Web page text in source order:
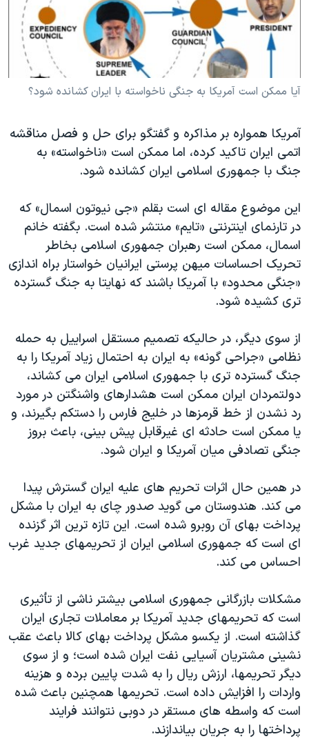
فرهنگ و زندگی
حقوق شهروندی
علم و فناوری
گالری عکس
آرشیو پخش زنده
مستندها
انتخابات ریاست جمهوری آمریکا ۲۰۲۴
حمله جمهوری اسلامی به اسرائیل
رمز مهسا
اعتراضات زن، زندگی، آزادی
مجموعه مستندهای دادخواهی
دادگاه حمید نوری
چهل سال گروگان‌گیری
قانون شفافیت دارائی کادر رهبری ایران
اعتراضات مردمی آبان ۹۸
اسرائیل در جنگ
نرگس محمدی برنده جایزه نوبل صلح
همایش محافظه‌کاران آمریکا «سی‌پک»
صفحه‌های ویژه
سفر پرزیدنت ترامپ به چین
دنبال کنید
آيا ممکن است آمريکا به جنگی ناخواسته با ايران کشانده شود؟
آمريکا همواره بر مذاکره و گفتگو برای حل و فصل مناقشه
اتمی ايران تاکيد کرده، اما ممکن است «ناخواسته» به
جنگ با جمهوری اسلامی ايران کشانده شود.
اين موضوع مقاله ای است بقلم «جی نيوتون اسمال» که
در تارنمای اينترنتی «تايم» منتشر شده است. بگفته خانم
اسمال، ممکن است رهبران جمهوری اسلامی بخاطر
تحريک احساسات ميهن پرستی ايرانيان خواستار براه اندازی
«جنگی محدود» با آمريکا باشند که نهايتا به جنگ گسترده
تری کشيده شود.
از سوی ديگر، در حاليکه تصميم مستقل اسراييل به حمله
نظامی «جراحی گونه» به ايران به احتمال زياد آمريکا را به
جنگ گسترده تری با جمهوری اسلامی ايران می کشاند،
دولتمردان ايران ممکن است هشدارهای واشنگتن در مورد
رد نشدن از خط قرمزها در خليج فارس را دستکم بگيرند، و
يا ممکن است حادثه ای غيرقابل پيش بينی، باعث بروز
جنگی تصادفی ميان آمريکا و ايران شود.
در همين حال اثرات تحريم های عليه ايران گسترش پيدا
می کند. هندوستان می گويد صدور چای به ايران با مشکل
پرداخت بهای آن روبرو شده است. اين تازه ترين اثر گزنده
ای است که جمهوری اسلامی ايران از تحريمهای جديد غرب
احساس می کند.
مشکلات بازرگانی جمهوری اسلامی بيشتر ناشی از تأثيری
است که تحريمهای جديد آمريکا بر معاملات تجاری ايران
گذاشته است. از يکسو مشکل پرداخت بهای کالا باعث عقب
نشينی مشتريان آسيايی نفت ايران شده است؛ و از سوی
ديگر تحريمها، ارزش ريال را به شدت پايين برده و هزينه
واردات را افزايش داده است. تحريمها همچنين باعث شده
است که واسطه های مستقر در دوبی نتوانند فرايند
پرداختها را به جريان بياندازند.